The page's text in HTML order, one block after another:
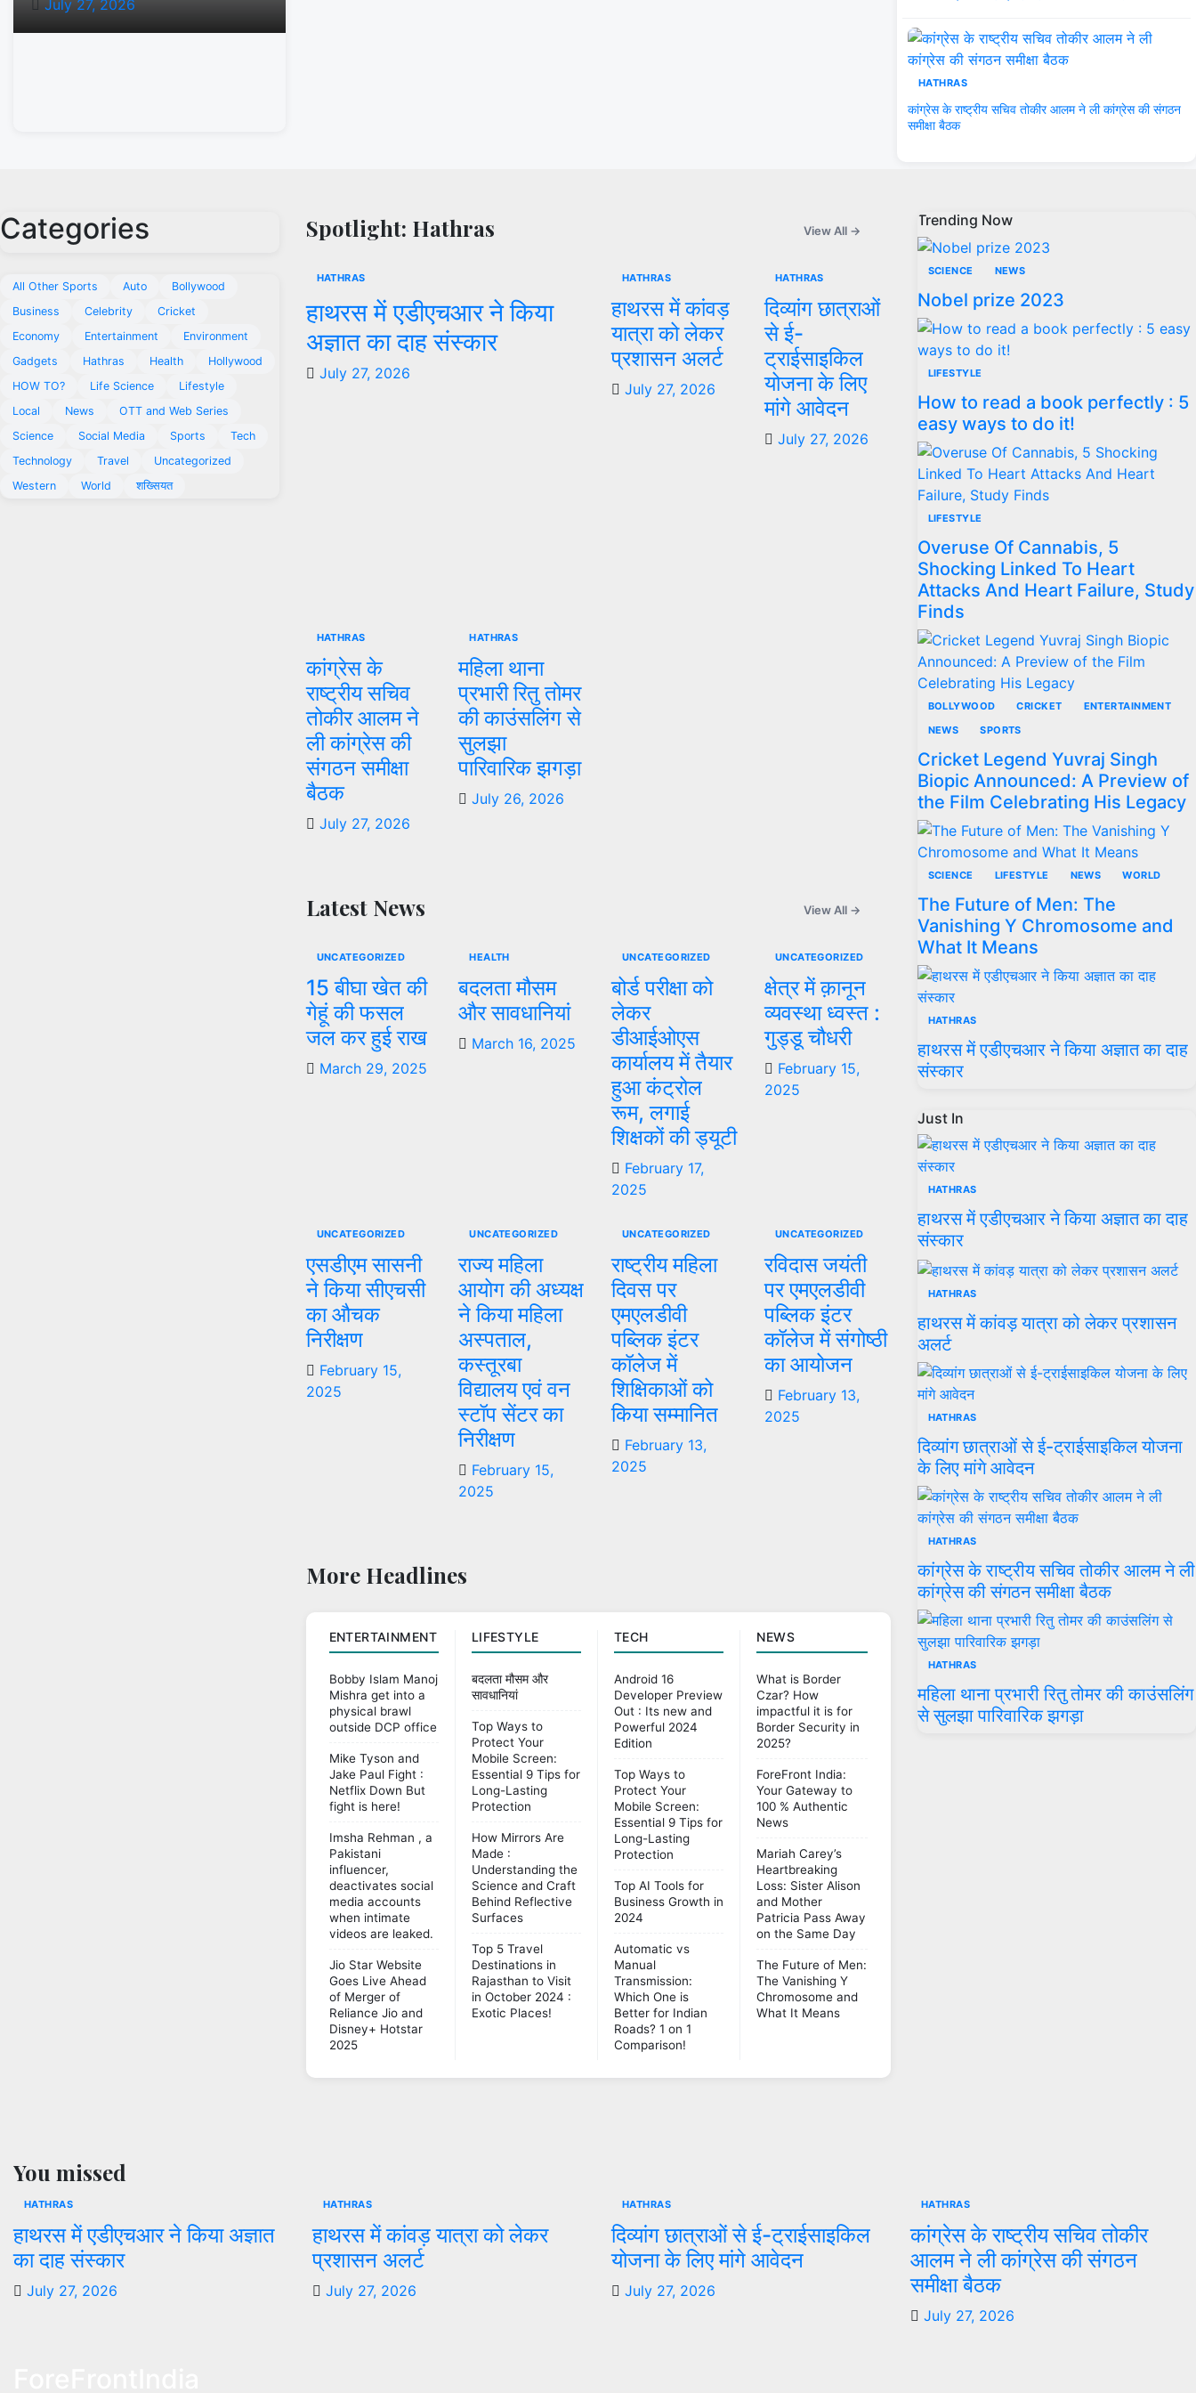
July 27, 2026
HATHRAS
कांग्रेस के राष्ट्रीय सचिव तोकीर आलम ने ली कांग्रेस की संगठन
समीक्षा बैठक
Categories
All Other Sports Auto
Bollywood
Business
Celebrity
Cricket
Economy
Entertainment
Environment
Gadgets
Hathras Health
Hollywood
HOW TO?
Life Science
Lifestyle
Local
News
OTT and Web Series
Science
Social Media Sports
Tech
Technology
Travel
Uncategorized
Western
World शख्सियत
Spotlight: Hathras View All →
HATHRAS
हाथरस में एडीएचआर ने किया
अज्ञात का दाह संस्कार
July 27, 2026
HATHRAS
हाथरस में कांवड़
यात्रा को लेकर
प्रशासन अलर्ट
July 27, 2026
HATHRAS
दिव्यांग छात्राओं
से ई-
ट्राईसाइकिल
योजना के लिए
मांगे आवेदन
July 27, 2026
HATHRAS
कांग्रेस के
राष्ट्रीय सचिव
तोकीर आलम ने
ली कांग्रेस की
संगठन समीक्षा
बैठक
July 27, 2026
HATHRAS
महिला थाना
प्रभारी रितु तोमर
की काउंसलिंग से
सुलझा
पारिवारिक झगड़ा
July 26, 2026
Latest News View All →
UNCATEGORIZED
15 बीघा खेत की
गेहूं की फसल
जल कर हुई राख
March 29, 2025
HEALTH
बदलता मौसम
और सावधानियां
March 16, 2025
UNCATEGORIZED
बोर्ड परीक्षा को
लेकर
डीआईओएस
कार्यालय में तैयार
हुआ कंट्रोल
रूम, लगाई
शिक्षकों की ड्यूटी
February 17,
2025
UNCATEGORIZED
क्षेत्र में क़ानून
व्यवस्था ध्वस्त :
गुड्डू चौधरी
February 15,
2025
UNCATEGORIZED
एसडीएम सासनी
ने किया सीएचसी
का औचक
निरीक्षण
February 15,
2025
UNCATEGORIZED
राज्य महिला
आयोग की अध्यक्ष
ने किया महिला
अस्पताल,
कस्तूरबा
विद्यालय एवं वन
स्टॉप सेंटर का
निरीक्षण
February 15,
2025
UNCATEGORIZED
राष्ट्रीय महिला
दिवस पर
एमएलडीवी
पब्लिक इंटर
कॉलेज में
शिक्षिकाओं को
किया सम्मानित
February 13,
2025
UNCATEGORIZED
रविदास जयंती
पर एमएलडीवी
पब्लिक इंटर
कॉलेज में संगोष्ठी
का आयोजन
February 13,
2025
More Headlines
ENTERTAINMENT
Bobby Islam Manoj
Mishra get into a
physical brawl
outside DCP office
Mike Tyson and
Jake Paul Fight :
Netflix Down But
fight is here!
Imsha Rehman , a
Pakistani
influencer,
deactivates social
media accounts
when intimate
videos are leaked.
Jio Star Website
Goes Live Ahead
of Merger of
Reliance Jio and
Disney+ Hotstar
2025
LIFESTYLE
बदलता मौसम और
सावधानियां
Top Ways to
Protect Your
Mobile Screen:
Essential 9 Tips for
Long-Lasting
Protection
How Mirrors Are
Made :
Understanding the
Science and Craft
Behind Reflective
Surfaces
Top 5 Travel
Destinations in
Rajasthan to Visit
in October 2024 :
Exotic Places!
TECH
Android 16
Developer Preview
Out : Its new and
Powerful 2024
Edition
Top Ways to
Protect Your
Mobile Screen:
Essential 9 Tips for
Long-Lasting
Protection
Top AI Tools for
Business Growth in
2024
Automatic vs
Manual
Transmission:
Which One is
Better for Indian
Roads? 1 on 1
Comparison!
NEWS
What is Border
Czar? How
impactful it is for
Border Security in
2025?
ForeFront India:
Your Gateway to
100 % Authentic
News
Mariah Carey’s
Heartbreaking
Loss: Sister Alison
and Mother
Patricia Pass Away
on the Same Day
The Future of Men:
The Vanishing Y
Chromosome and
What It Means
Trending Now
SCIENCE NEWS
Nobel prize 2023
LIFESTYLE
How to read a book perfectly : 5
easy ways to do it!
LIFESTYLE
Overuse Of Cannabis, 5
Shocking Linked To Heart
Attacks And Heart Failure, Study
Finds
BOLLYWOOD CRICKET
ENTERTAINMENT
NEWS
SPORTS
Cricket Legend Yuvraj Singh
Biopic Announced: A Preview of
the Film Celebrating His Legacy
SCIENCE LIFESTYLE NEWS WORLD
The Future of Men: The
Vanishing Y Chromosome and
What It Means
HATHRAS
हाथरस में एडीएचआर ने किया अज्ञात का दाह
संस्कार
Just In
HATHRAS
हाथरस में एडीएचआर ने किया अज्ञात का दाह
संस्कार
HATHRAS
हाथरस में कांवड़ यात्रा को लेकर प्रशासन
अलर्ट
HATHRAS
दिव्यांग छात्राओं से ई-ट्राईसाइकिल योजना
के लिए मांगे आवेदन
HATHRAS
कांग्रेस के राष्ट्रीय सचिव तोकीर आलम ने ली
कांग्रेस की संगठन समीक्षा बैठक
HATHRAS
महिला थाना प्रभारी रितु तोमर की काउंसलिंग
से सुलझा पारिवारिक झगड़ा
You missed
HATHRAS
हाथरस में एडीएचआर ने किया अज्ञात
का दाह संस्कार
July 27, 2026
HATHRAS
हाथरस में कांवड़ यात्रा को लेकर
प्रशासन अलर्ट
July 27, 2026
HATHRAS
दिव्यांग छात्राओं से ई-ट्राईसाइकिल
योजना के लिए मांगे आवेदन
July 27, 2026
HATHRAS
कांग्रेस के राष्ट्रीय सचिव तोकीर
आलम ने ली कांग्रेस की संगठन
समीक्षा बैठक
July 27, 2026